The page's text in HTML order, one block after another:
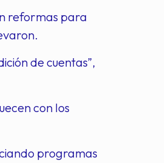
reformas para
de cuentas”,
con los
programas